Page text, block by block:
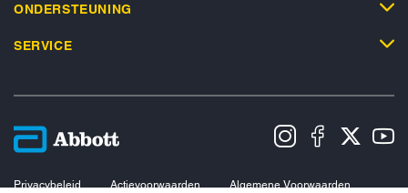
ONDERSTEUNING
SERVICE
Privacybeleid Actievoorwaarden
Algemene Voorwaarden